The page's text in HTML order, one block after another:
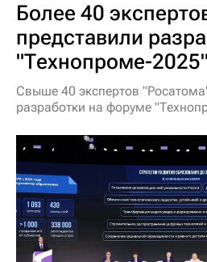
Более 40
представили
"Технопроме-2025"
Свыше 40 экспертов
разработки на форуме